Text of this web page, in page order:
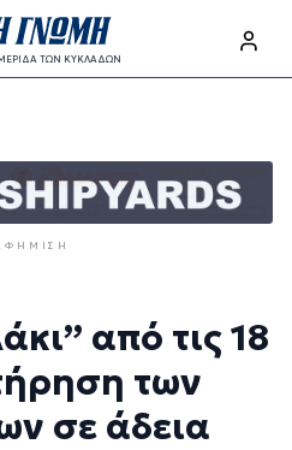
ΤΩΝ ΚΥΚΛΑΔΩΝ
από τις 18
των
σε άδεια